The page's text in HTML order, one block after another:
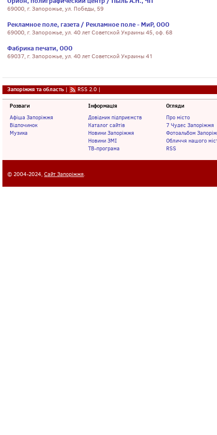
69000, г. Запорожье, ул. Победы, 59
Рекламное поле, газета / Рекламное поле - МиР, ООО
69000, г. Запорожье, ул. 40 лет Советской Украины 45, оф. 68
Фабрика печати, ООО
69037, г. Запорожье, ул. 40 лет Советской Украины 41
Запоріжжя та область | RSS 2.0 |
Розваги
Афіша Запоріжжя
Відпочинок
Музика
Інформація
Довідник підприємств
Каталог сайтів
Новини Запоріжжя
Новини ЗМІ
ТВ-програма
Огляди
Про місто
7 Чудес Запоріжжя
Фотоальбом
Обличчя нашого
RSS
© 2004-2024, Сайт Запоріжжя.